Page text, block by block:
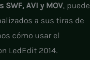
AVI y MOV, puede
a sus tiras de
cómo usar el
LedEdit 2014.